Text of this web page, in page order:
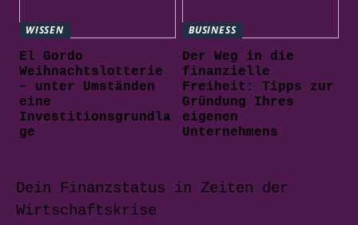
WISSEN
El Gordo
Weihnachtslotterie
– unter Umständen
eine
Investitionsgrundla
ge
BUSINESS
Der Weg in die
finanzielle
Freiheit: Tipps zur
Gründung Ihres
eigenen
Unternehmens
Dein Finanzstatus in Zeiten der
Wirtschaftskrise